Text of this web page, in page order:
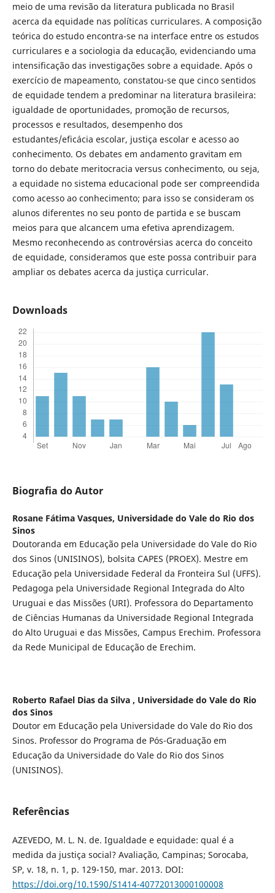
meio de uma revisão da literatura publicada no Brasil
acerca da equidade nas políticas curriculares. A composição
teórica do estudo encontra-se na interface entre os estudos
curriculares e a sociologia da educação, evidenciando uma
intensificação das investigações sobre a equidade. Após o
exercício de mapeamento, constatou-se que cinco sentidos
de equidade tendem a predominar na literatura brasileira:
igualdade de oportunidades, promoção de recursos,
processos e resultados, desempenho dos
estudantes/eficácia escolar, justiça escolar e acesso ao
conhecimento. Os debates em andamento gravitam em
torno do debate meritocracia versus conhecimento, ou seja,
a equidade no sistema educacional pode ser compreendida
como acesso ao conhecimento; para isso se consideram os
alunos diferentes no seu ponto de partida e se buscam
meios para que alcancem uma efetiva aprendizagem.
Mesmo reconhecendo as controvérsias acerca do conceito
de equidade, consideramos que este possa contribuir para
ampliar os debates acerca da justiça curricular.
Downloads
Biografia do Autor
Rosane Fátima Vasques, Universidade do Vale do Rio dos
Sinos
Doutoranda em Educação pela Universidade do Vale do Rio
dos Sinos (UNISINOS), bolsita CAPES (PROEX). Mestre em
Educação pela Universidade Federal da Fronteira Sul (UFFS).
Pedagoga pela Universidade Regional Integrada do Alto
Uruguai e das Missões (URI). Professora do Departamento
de Ciências Humanas da Universidade Regional Integrada
do Alto Uruguai e das Missões, Campus Erechim. Professora
da Rede Municipal de Educação de Erechim.
Roberto Rafael Dias da Silva , Universidade do Vale do Rio
dos Sinos
Doutor em Educação pela Universidade do Vale do Rio dos
Sinos. Professor do Programa de Pós-Graduação em
Educação da Universidade do Vale do Rio dos Sinos
(UNISINOS).
Referências
AZEVEDO, M. L. N. de. Igualdade e equidade: qual é a
medida da justiça social? Avaliação, Campinas; Sorocaba,
SP, v. 18, n. 1, p. 129-150, mar. 2013. DOI:
https://doi.org/10.1590/S1414-40772013000100008